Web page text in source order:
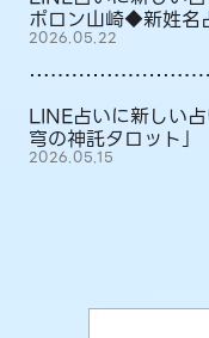
ポロン山崎◆新姓名
2026.05.22
LINE占いに新しい
穹の神託タロット」
2026.05.15